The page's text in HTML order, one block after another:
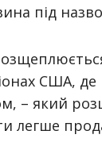
під
США,
– який
легше